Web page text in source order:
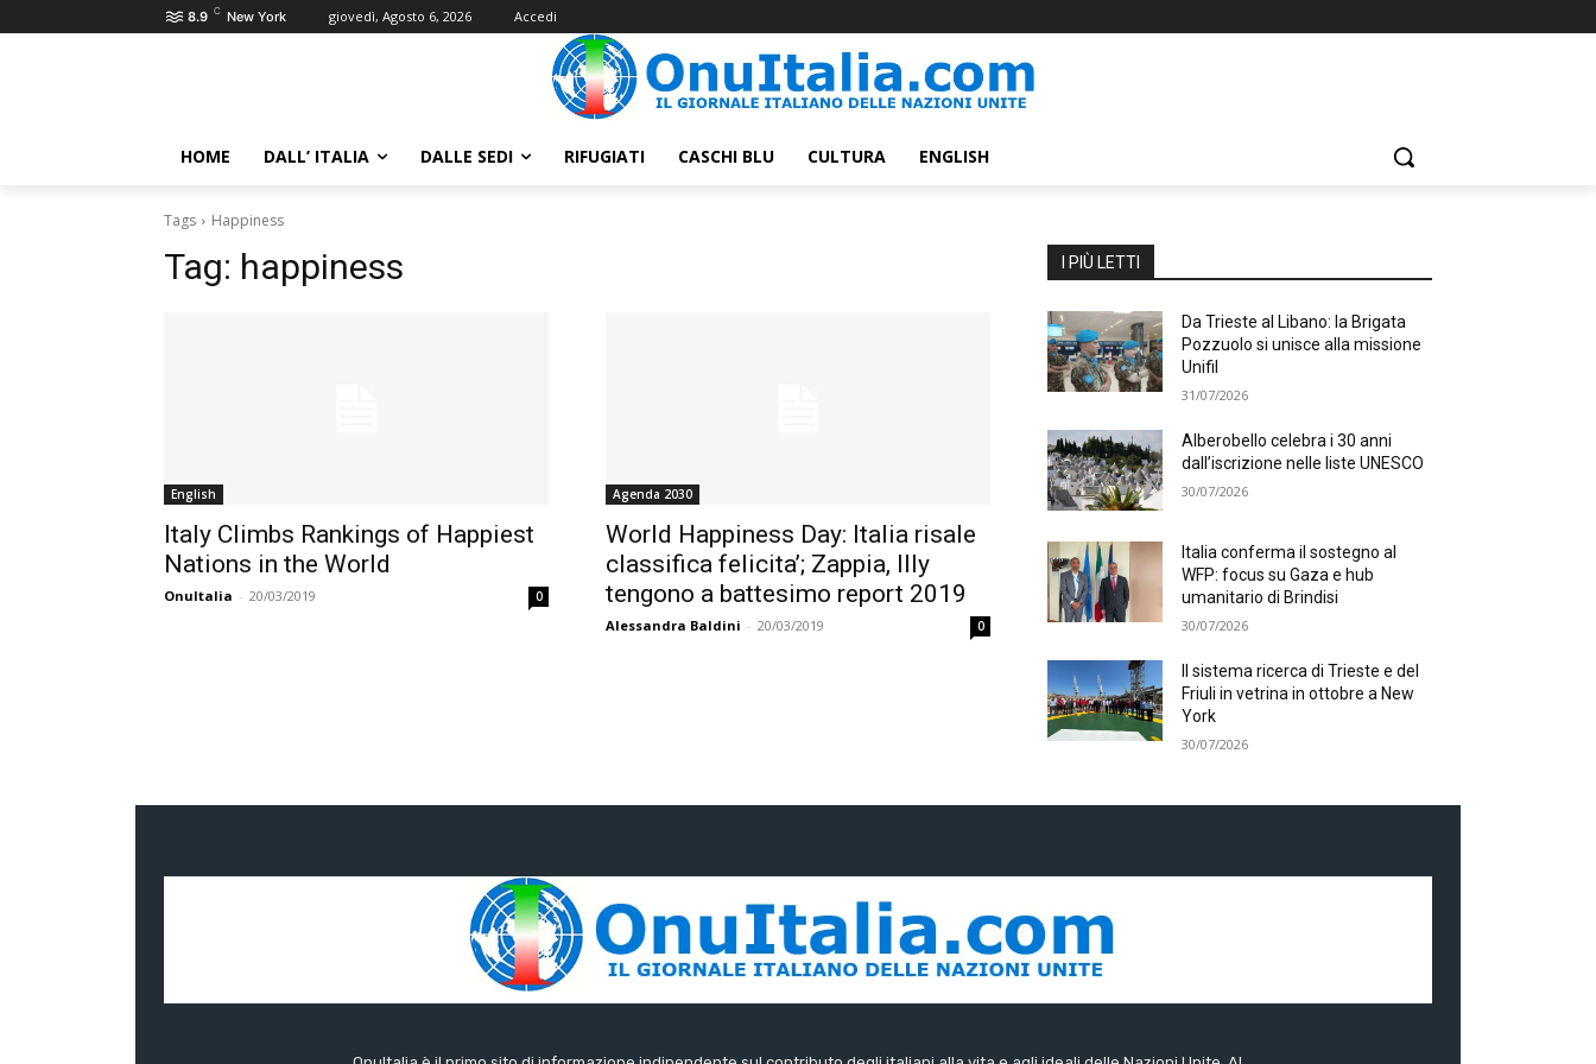
8.9 C New York giovedì, Agosto 6, 2026 Accedi
HOME DALL’ ITALIA DALLE SEDI RIFUGIATI CASCHI BLU CULTURA ENGLISH
Tags Happiness
Tag: happiness
English
Italy Climbs Rankings of Happiest
Nations in the World
OnuItalia - 20/03/2019 0
Agenda 2030
World Happiness Day: Italia risale
classifica felicita’; Zappia, Illy
tengono a battesimo report 2019
Alessandra Baldini - 20/03/2019 0
I PIÙ LETTI
Da Trieste al Libano: la Brigata
Pozzuolo si unisce alla missione
Unifil
31/07/2026
Alberobello celebra i 30 anni
dall’iscrizione nelle liste UNESCO
30/07/2026
Italia conferma il sostegno al
WFP: focus su Gaza e hub
umanitario di Brindisi
30/07/2026
Il sistema ricerca di Trieste e del
Friuli in vetrina in ottobre a New
York
30/07/2026